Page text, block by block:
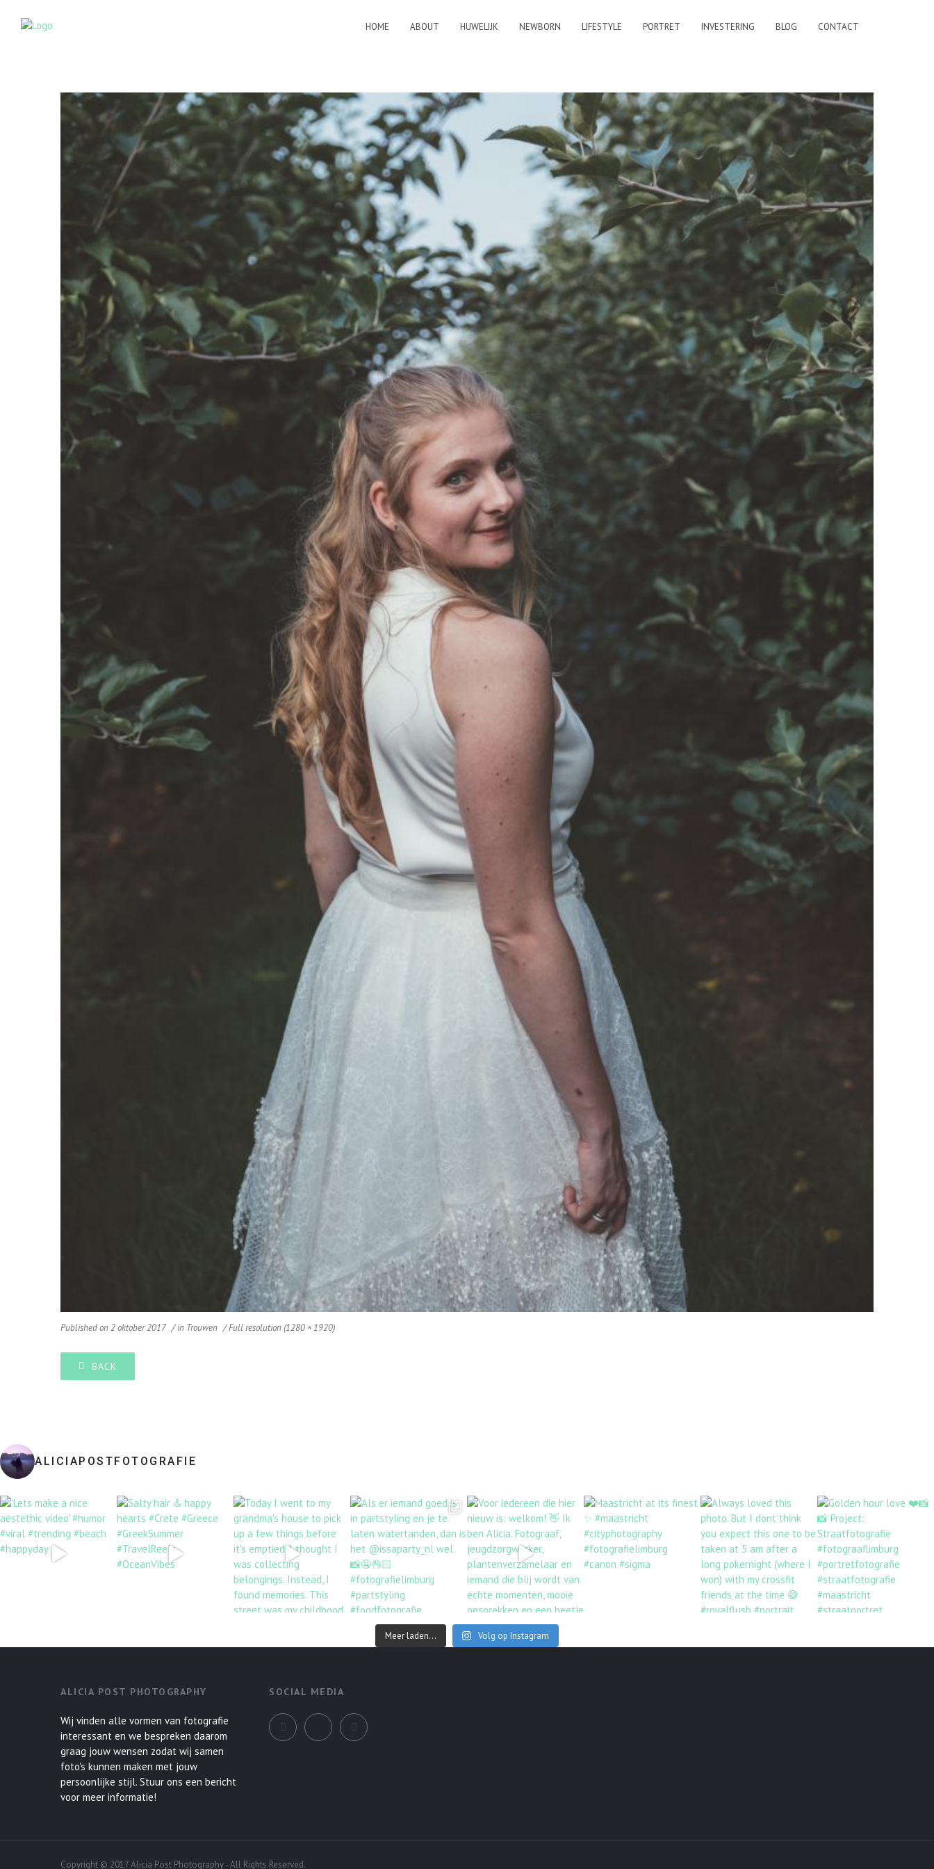
HOME ABOUT HUWELIJK NEWBORN LIFESTYLE PORTRET INVESTERING BLOG CONTACT
Published on2 oktober 2017 in Trouwen Full resolution (1280 × 1920)
BACK
ALICIAPOSTFOTOGRAFIE
Meer laden... Volg op Instagram
ALICIA POST PHOTOGRAPHY
Wij vinden alle vormen van fotografie
interessant en we bespreken daarom
graag jouw wensen zodat wij samen
foto's kunnen maken met jouw
persoonlijke stijl. Stuur ons een bericht
voor meer informatie!
SOCIAL MEDIA
Copyright © 2017 Alicia Post Photography - All Rights Reserved.